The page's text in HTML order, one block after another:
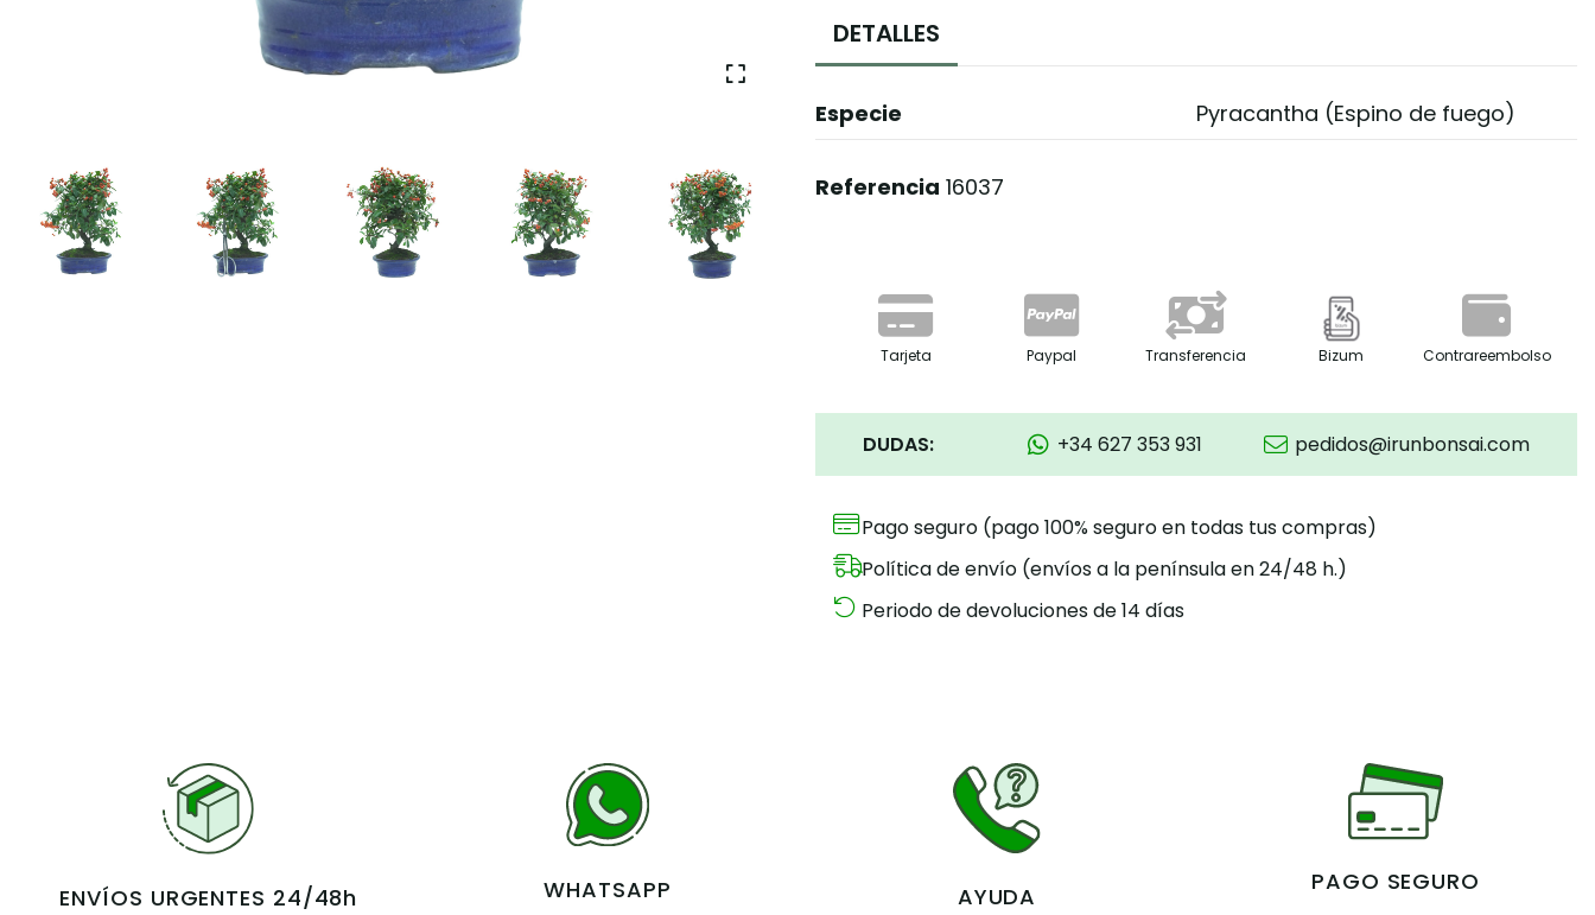
DETALLES
Especie Pyracantha (Espino de fuego)
Referencia 16037
Tarjeta Paypal Transferencia Bizum Contrareembolso
DUDAS: +34 627 353 931 pedidos@irunbonsai.com
Pago seguro (pago 100% seguro en todas tus compras)
Política de envío (envíos a la península en 24/48 h.)
Periodo de devoluciones de 14 días
ENVÍOS URGENTES 24/48h WHATSAPP AYUDA
PAGO SEGURO